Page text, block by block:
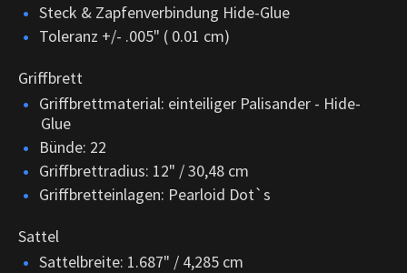
Steck & Zapfenverbindung Hide-Glue
Toleranz +/- .005" ( 0.01 cm)
Griffbrett
Griffbrettmaterial: einteiliger Palisander - Hide-
Glue
Bünde: 22
Griffbrettradius: 12" / 30,48 cm
Griffbretteinlagen: Pearloid Dot`s
Sattel
Sattelbreite: 1.687" / 4,285 cm